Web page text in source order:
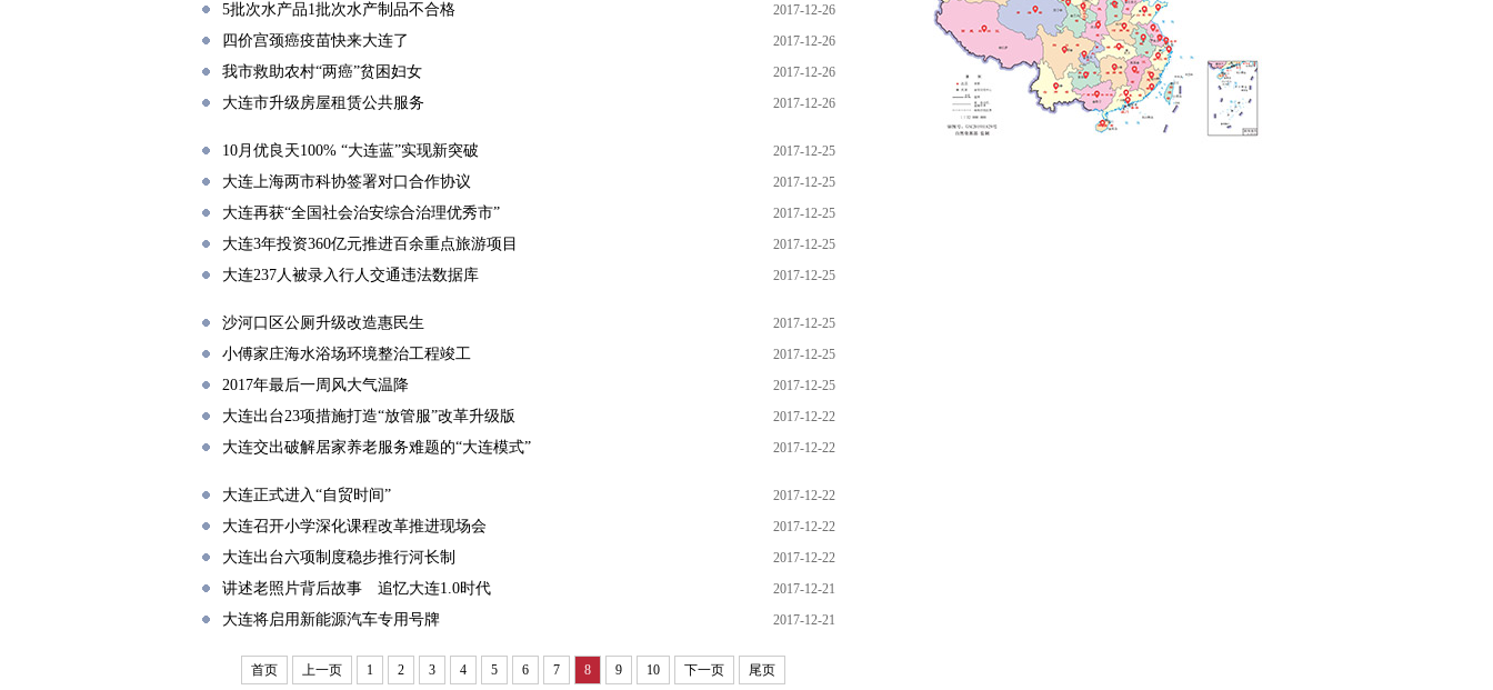
5批次水产品1批次水产制品不合格 2017-12-26
四价宫颈癌疫苗快来大连了 2017-12-26
我市救助农村“两癌”贫困妇女 2017-12-26
大连市升级房屋租赁公共服务 2017-12-26
10月优良天100% “大连蓝”实现新突破 2017-12-25
大连上海两市科协签署对口合作协议 2017-12-25
大连再获“全国社会治安综合治理优秀市” 2017-12-25
大连3年投资360亿元推进百余重点旅游项目 2017-12-25
大连237人被录入行人交通违法数据库 2017-12-25
沙河口区公厕升级改造惠民生 2017-12-25
小傅家庄海水浴场环境整治工程竣工 2017-12-25
2017年最后一周风大气温降 2017-12-25
大连出台23项措施打造“放管服”改革升级版 2017-12-22
大连交出破解居家养老服务难题的“大连模式” 2017-12-22
大连正式进入“自贸时间” 2017-12-22
大连召开小学深化课程改革推进现场会 2017-12-22
大连出台六项制度稳步推行河长制 2017-12-22
讲述老照片背后故事 追忆大连1.0时代 2017-12-21
大连将启用新能源汽车专用号牌 2017-12-21
首页 上一页 1 2 3 4 5 6 7 8 9 10 下一页 尾页